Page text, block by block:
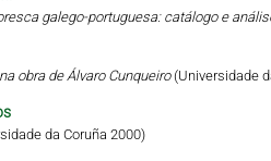
galego-portuguesa: catálogo e
obra de Álvaro Cunqueiro(Universidade
da Coruña 2000)